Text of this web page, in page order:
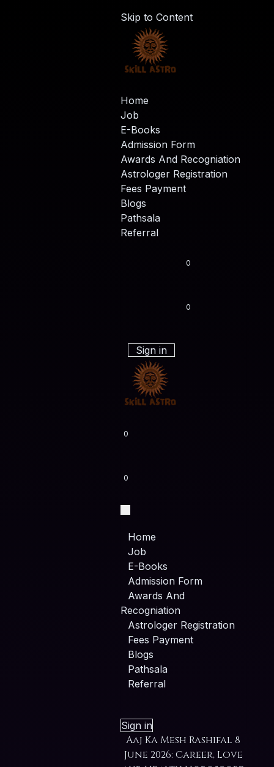
Skip to Content
Home
Job
E-Books
Admission Form
Awards And Recogniation
Astrologer Registration
Fees Payment
Blogs
Pathsala
Referral
0
0
Sign in
0
0
Home
Job
E-Books
Admission Form
Awards And
Recogniation
Astrologer Registration
Fees Payment
Blogs
Pathsala
Referral
Sign in
Aaj Ka Mesh Rashifal 8
June 2026: Career, Love